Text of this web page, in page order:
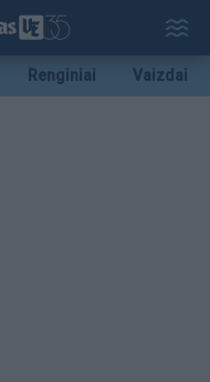
Renginiai Vaizdai